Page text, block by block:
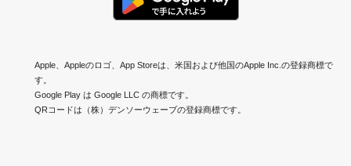
Apple、Appleのロゴ、App Storeは、米国および他国のApple Inc.の登録商標で
す。
Google Play は Google LLC の商標です。
QRコードは（株）デンソーウェーブの登録商標です。